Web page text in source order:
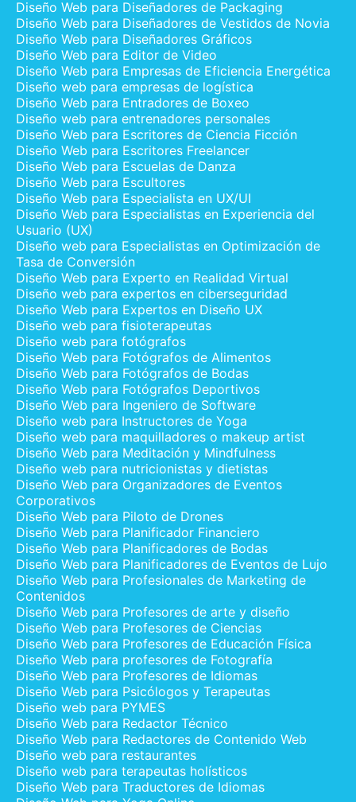
Diseño Web para Diseñadores de Packaging
Diseño Web para Diseñadores de Vestidos de Novia
Diseño Web para Diseñadores Gráficos
Diseño Web para Editor de Video
Diseño Web para Empresas de Eficiencia Energética
Diseño web para empresas de logística
Diseño Web para Entradores de Boxeo
Diseño web para entrenadores personales
Diseño Web para Escritores de Ciencia Ficción
Diseño Web para Escritores Freelancer
Diseño Web para Escuelas de Danza
Diseño Web para Escultores
Diseño Web para Especialista en UX/UI
Diseño Web para Especialistas en Experiencia del
Usuario (UX)
Diseño web para Especialistas en Optimización de
Tasa de Conversión
Diseño Web para Experto en Realidad Virtual
Diseño web para expertos en ciberseguridad
Diseño Web para Expertos en Diseño UX
Diseño web para fisioterapeutas
Diseño web para fotógrafos
Diseño Web para Fotógrafos de Alimentos
Diseño Web para Fotógrafos de Bodas
Diseño Web para Fotógrafos Deportivos
Diseño Web para Ingeniero de Software
Diseño web para Instructores de Yoga
Diseño web para maquilladores o makeup artist
Diseño Web para Meditación y Mindfulness
Diseño web para nutricionistas y dietistas
Diseño Web para Organizadores de Eventos
Corporativos
Diseño Web para Piloto de Drones
Diseño Web para Planificador Financiero
Diseño Web para Planificadores de Bodas
Diseño Web para Planificadores de Eventos de Lujo
Diseño Web para Profesionales de Marketing de
Contenidos
Diseño Web para Profesores de arte y diseño
Diseño Web para Profesores de Ciencias
Diseño Web para Profesores de Educación Física
Diseño Web para profesores de Fotografía
Diseño Web para Profesores de Idiomas
Diseño Web para Psicólogos y Terapeutas
Diseño web para PYMES
Diseño Web para Redactor Técnico
Diseño Web para Redactores de Contenido Web
Diseño web para restaurantes
Diseño web para terapeutas holísticos
Diseño Web para Traductores de Idiomas